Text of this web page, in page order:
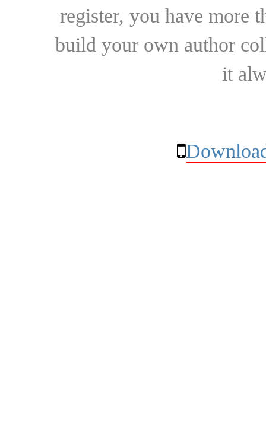
register, you have more
build your own author
it